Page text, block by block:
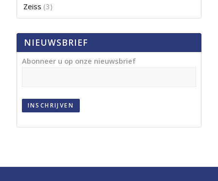
Zeiss (3)
NIEUWSBRIEF
Abonneer u op onze nieuwsbrief
INSCHRIJVEN